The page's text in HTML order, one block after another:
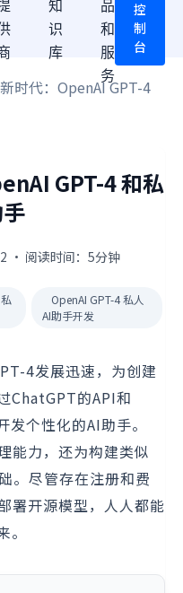
知
识
库
品
和
服
务
控
制
台
时代：OpenAI GPT-4
GPT-4 和私
· 阅读时间：5分钟
OpenAI GPT-4 私人
AI助手开发
4发展迅速，为创建
ChatGPT的API和
个性化的AI助手。
能力，还为构建类似
。尽管存在注册和费
署开源模型，人人都能